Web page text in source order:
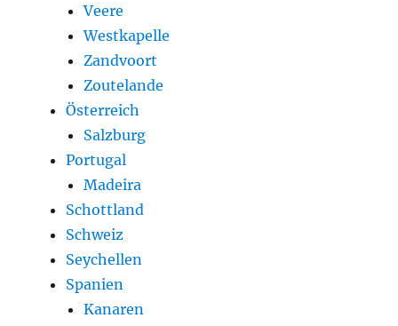
Veere
Westkapelle
Zandvoort
Zoutelande
Österreich
Salzburg
Portugal
Madeira
Schottland
Schweiz
Seychellen
Spanien
Kanaren